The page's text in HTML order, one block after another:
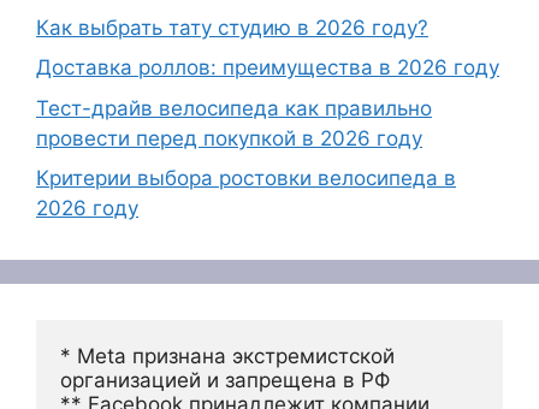
Как выбрать тату студию в 2026 году?
Доставка роллов: преимущества в 2026 году
Тест-драйв велосипеда как правильно
провести перед покупкой в 2026 году
Критерии выбора ростовки велосипеда в
2026 году
* Meta признана экстремистской
организацией и запрещена в РФ
** Facebook принадлежит компании